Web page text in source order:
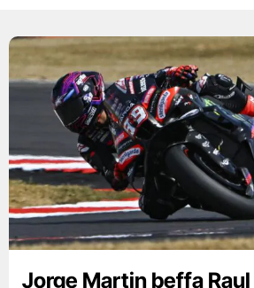
Jorge Martin beffa